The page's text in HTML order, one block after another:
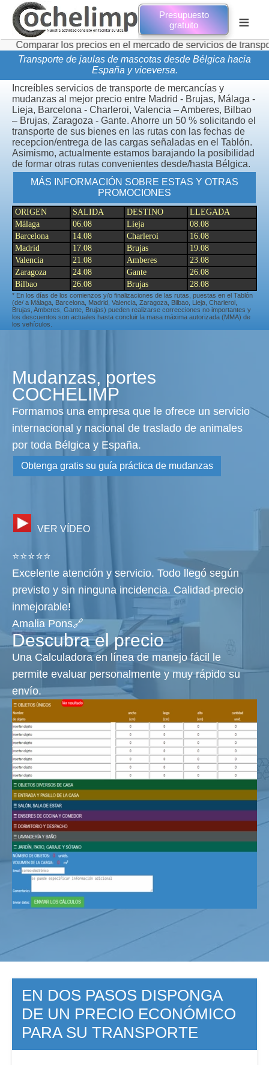
Presupuesto
gratuito
≡
los precios en el mercado de servicios de transporte de
Transporte de jaulas de mascotas desde Bélgica hacia
España y viceversa.
Increíbles servicios de transporte de mercancías y
mudanzas al mejor precio entre Madrid - Brujas, Málaga -
Lieja, Barcelona - Charleroi, Valencia – Amberes, Bilbao
– Brujas, Zaragoza - Gante. Ahorre un 50 % solicitando el
transporte de sus bienes en las rutas con las fechas de
recepcion/entrega de las cargas señaladas en el Tablón.
Asimismo, actualmente estamos barajando la posibilidad
de formar otras rutas convenientes desde/hasta Bélgica.
MÁS INFORMACIÓN SOBRE ESTAS Y OTRAS
PROMOCIONES
ORIGEN SALIDA DESTINO
LLEGADA
Málaga
06.08 Lieja
08.08
Barcelona
14.08 Charleroi
16.08
Madrid
17.08 Brujas
19.08
Valencia
21.08 Amberes
23.08
Zaragoza
24.08 Gante
26.08
Bilbao
26.08 Brujas 28.08
* En los días de los comienzos y/o finalizaciones de las rutas, puestas en el Tablón
(de/ a Málaga, Barcelona, Madrid, Valencia, Zaragoza, Bilbao, Lieja, Charleroi,
Brujas, Amberes, Gante, Brujas) pueden realizarse correcciones no importantes y
los descuentos son actuales hasta concluir la masa máxima autorizada (MMA) de
los vehículos.
Mudanzas, portes
COCHELIMP
Formamos una empresa que le ofrece un servicio
internacional y nacional de traslado de animales
por toda Bélgica y España.
Obtenga gratis su guía práctica de mudanzas
VER VÍDEO
⭐⭐⭐⭐⭐
Excelente atención y servicio. Todo llegó según
previsto y sin ninguna incidencia. Calidad-precio
inmejorable!
Amalia Pons🔗
Descubra el precio
Una Calculadora en línea de manejo fácil le
permite evaluar personalmente y muy rápido su
envío.
EN DOS PASOS DISPONGA
DE UN PRECIO ECONÓMICO
PARA SU TRANSPORTE